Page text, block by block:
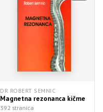
DR ROBERT SEMNIC
Magnetna rezonanca kičme
392 stranica